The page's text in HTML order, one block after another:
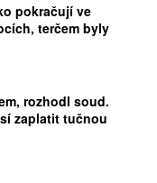
pokračují ve
terčem byly
rozhodl soud.
zaplatit tučnou